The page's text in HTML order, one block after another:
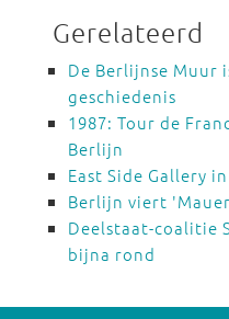
Gerelateerd
De Berlijnse Muur
geschiedenis
1987: Tour de
Berlijn
East Side Gallery
Berlijn viert
Deelstaat-coalitie
bijna rond